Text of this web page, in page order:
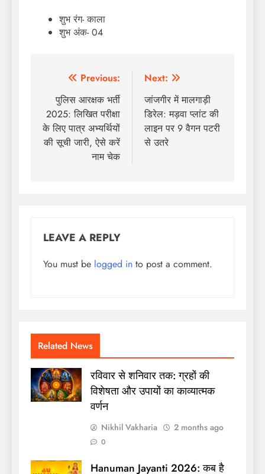
शुभ रंग- काला
शुभ अंक- 04
Post
navigation
Previous:
पुलिस आरक्षक भर्ती
2025: लिखित परीक्षा
के लिए पात्र अभ्यर्थियों
की सूची जारी, ऐसे करें
नाम चेक
Next:
जांजगीर में मालगाड़ी
डिरेल: मड़वा प्लांट की
लाइन पर 9 वैगन पटरी
से उतरे
LEAVE A REPLY
You must be logged in to post a comment.
Related News
रविवार से शनिवार तक: ग्रहों की
विशेषता और उपायों का काव्यात्मक
वर्णन
Nikhil Vakharia 2 months ago
0
Hanuman Jayanti 2026: कब है